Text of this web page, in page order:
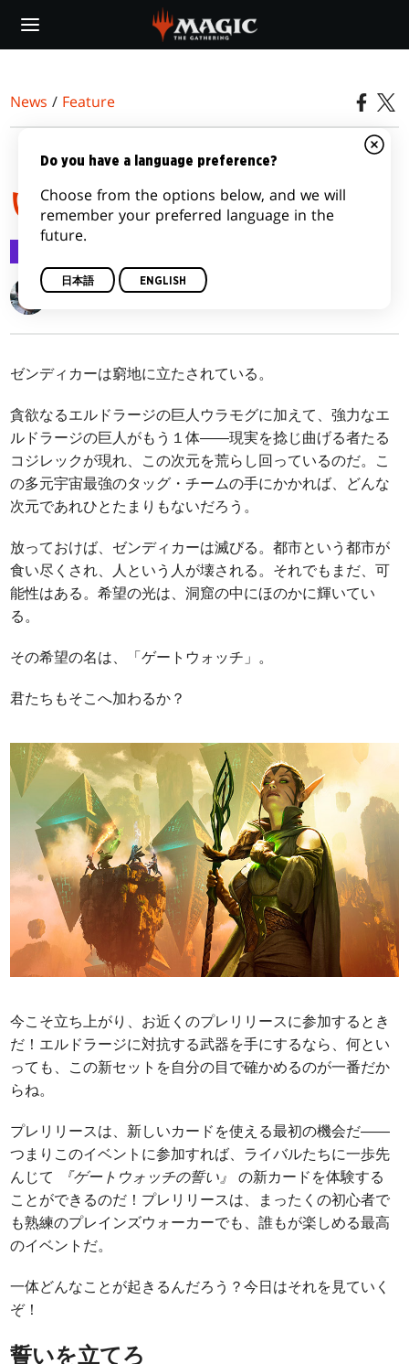
main
News / Feature
『ゲートウォッチの誓
い』 プレリリース入門
Gavin Verhey
ゼンディカーは窮地に立たされている。
貪欲なるエルドラージの巨人ウラモグに加えて、強力なエ
ルドラージの巨人がもう１体――現実を捻じ曲げる者たる
コジレックが現れ、この次元を荒らし回っているのだ。こ
の多元宇宙最強のタッグ・チームの手にかかれば、どんな
次元であれひとたまりもないだろう。
放っておけば、ゼンディカーは滅びる。都市という都市が
食い尽くされ、人という人が壊される。それでもまだ、可
能性はある。希望の光は、洞窟の中にほのかに輝いてい
る。
その希望の名は、「ゲートウォッチ」。
君たちもそこへ加わるか？
今こそ立ち上がり、お近くのプレリリースに参加するとき
だ！エルドラージに対抗する武器を手にするなら、何とい
っても、この新セットを自分の目で確かめるのが一番だか
らね。
プレリリースは、新しいカードを使える最初の機会だ――
つまりこのイベントに参加すれば、ライバルたちに一歩先
んじて
『ゲートウォッチの誓い』 の新カードを体験する
ことができるのだ！プレリリースは、まったくの初心者で
も熟練のプレインズウォーカーでも、誰もが楽しめる最高
のイベントだ。
一体どんなことが起きるんだろう？今日はそれを見ていく
ぞ！
誓いを立てろ
Do you have a language preference?
Choose from the options below, and we will
remember your preferred language in the
future.
日本語 ENGLISH